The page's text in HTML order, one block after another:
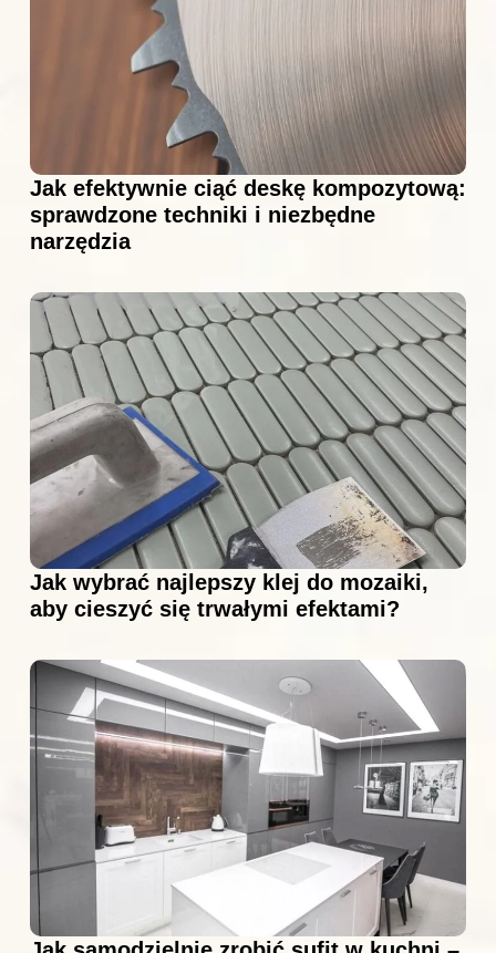
Jak efektywnie ciąć deskę kompozytową:
sprawdzone techniki i niezbędne
narzędzia
Jak wybrać najlepszy klej do mozaiki,
aby cieszyć się trwałymi efektami?